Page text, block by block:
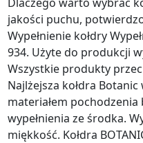
jakości puchu,
Wypełnienie kołdry
934. Użyte do produkcji
Wszystkie produkty
Najlżejsza kołdra
materiałem
wypełnienia ze środka.
miękkość. Kołdra